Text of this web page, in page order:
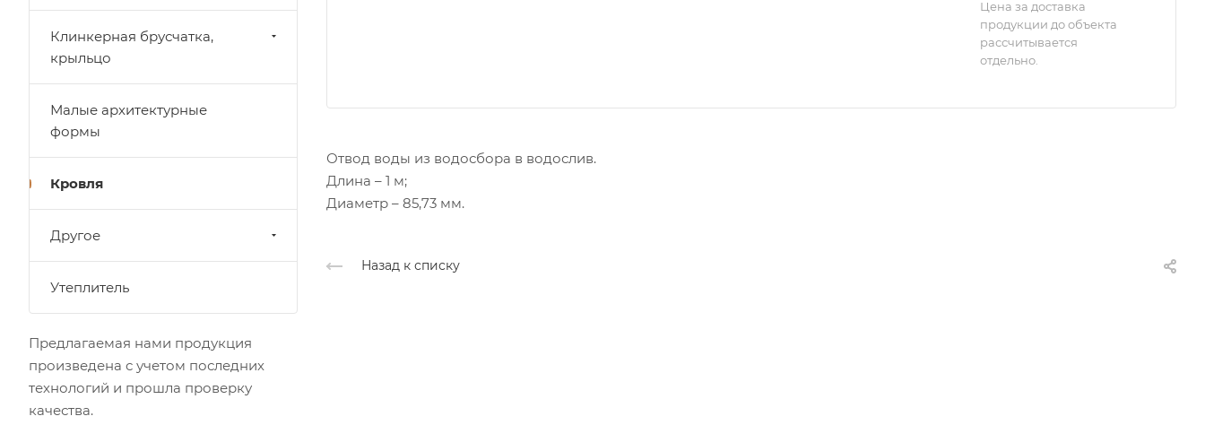
Цена за доставка
продукции до объекта
рассчитывается
отдельно.
Отвод воды из водосбора в водослив.
Длина – 1 м;
Диаметр – 85,73 мм.
Назад к списку
Клинкерная брусчатка,
крыльцо
Малые архитектурные
формы
Кровля
Другое
Утеплитель
Предлагаемая нами продукция
произведена с учетом последних
технологий и прошла проверку
качества.